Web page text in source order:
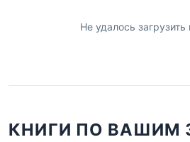
Не удалось
КНИГИ ПО ВАШИМ